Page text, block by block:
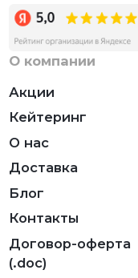
О компании
Акции
Кейтеринг
О нас
Доставка
Блог
Контакты
Договор-оферта
(.doc)